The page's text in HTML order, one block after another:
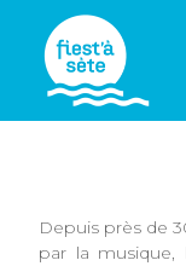
Depuis près de
par la musique,